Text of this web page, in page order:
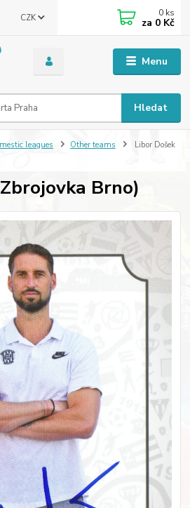
Menu
CZK
Hledat
0 ks
za 0 Kč
leagues Other teams
Libor Došek
Brno)